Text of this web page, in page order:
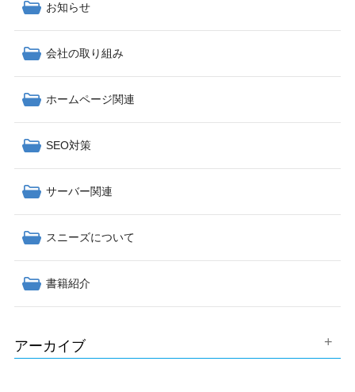
お知らせ
会社の取り組み
ホームページ関連
SEO対策
サーバー関連
スニーズについて
書籍紹介
アーカイブ